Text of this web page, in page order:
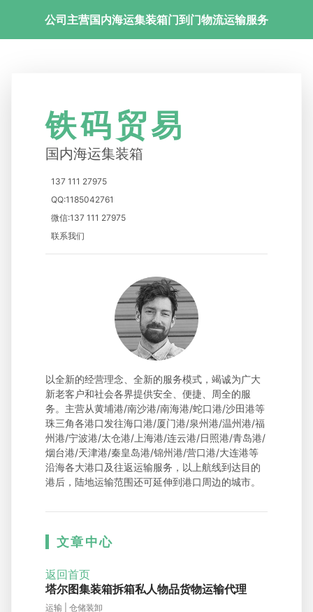
公司主营国内海运集装箱门到门物流运输服务
铁码贸易
国内海运集装箱
137 111 27975
QQ:1185042761
微信:137 111 27975
联系我们
以全新的经营理念、全新的服务模式，竭诚为广大
新老客户和社会各界提供安全、便捷、周全的服
务。主营从黄埔港/南沙港/南海港/蛇口港/沙田港等
珠三角各港口发往海口港/厦门港/泉州港/温州港/福
州港/宁波港/太仓港/上海港/连云港/日照港/青岛港/
烟台港/天津港/秦皇岛港/锦州港/营口港/大连港等
沿海各大港口及往返运输服务，以上航线到达目的
港后，陆地运输范围还可延伸到港口周边的城市。
文章中心
返回首页
塔尔图集装箱拆箱私人物品货物运输代理
运输 | 仓储装卸